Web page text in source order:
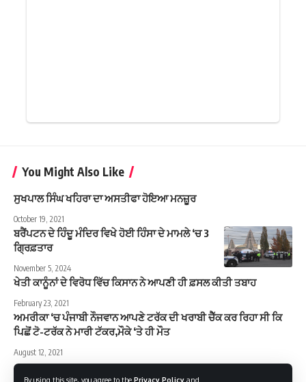
By using this site, you agree to the Privacy Policy and
You Might Also Like
ਸੁਖਪਾਲ ਸਿੰਘ ਖਹਿਰਾ ਦਾ ਅਸਤੀਫਾ ਹੋਇਆ ਮਨਜ਼ੂਰ
October 19, 2021
ਬਰੈਂਪਟਨ ਦੇ ਹਿੰਦੂ ਮੰਦਿਰ ਵਿਖੇ ਹੋਈ ਹਿੰਸਾ ਦੇ ਮਾਮਲੇ ‘ਚ 3
ਗ੍ਰਿਫ਼ਤਾਰ
November 5, 2024
ਖੇਤੀ ਕਾਨੂੰਨਾਂ ਦੇ ਵਿਰੋਧ ਵਿੱਚ ਕਿਸਾਨ ਨੇ ਆਪਣੀ ਹੀ ਫ਼ਸਲ ਕੀਤੀ ਤਬਾਹ
February 23, 2021
ਅਮਰੀਕਾ ‘ਚ ਪੰਜਾਬੀ ਨੌਜਵਾਨ ਆਪਣੇ ਟਰੱਕ ਦੀ ਖਰਾਬੀ ਚੈੱਕ ਕਰ ਰਿਹਾ ਸੀ ਕਿ
ਪਿਛੋਂ ਟੋ-ਟਰੱਕ ਨੇ ਮਾਰੀ ਟੱਕਰ,ਮੌਕੇ ‘ਤੇ ਹੀ ਮੌਤ
August 12, 2021